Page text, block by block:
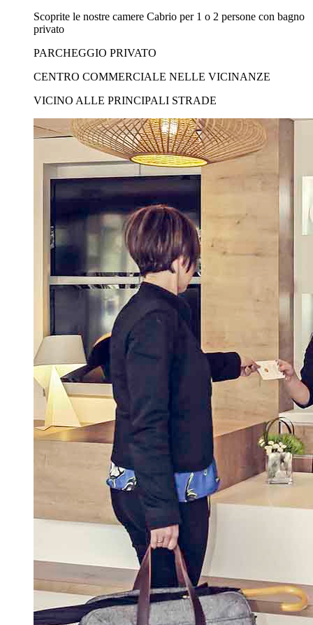
Scoprite le nostre camere Cabrio per 1 o 2 persone con bagno
privato
PARCHEGGIO PRIVATO
CENTRO COMMERCIALE NELLE VICINANZE
VICINO ALLE PRINCIPALI STRADE